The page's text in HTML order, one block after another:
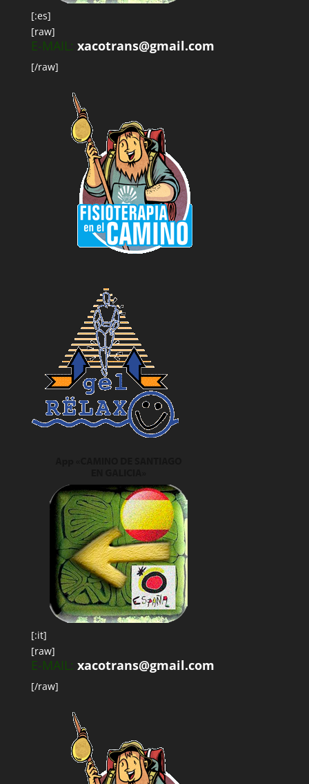
[:es]
[raw]
E-MAIL: xacotrans@gmail.com
[/raw]
[:it]
[raw]
E-MAIL: xacotrans@gmail.com
[/raw]